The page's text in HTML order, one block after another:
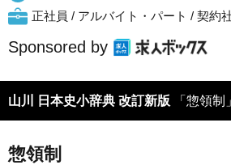
正社員 / アルバイト・パート / 契約
Sponsored by
山川 日本史小辞典 改訂新版 「惣領制
惣領制